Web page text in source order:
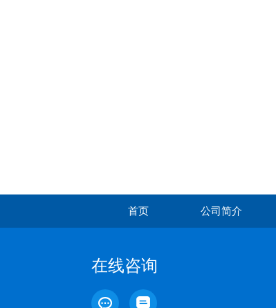
首页 公司简介
在线咨询